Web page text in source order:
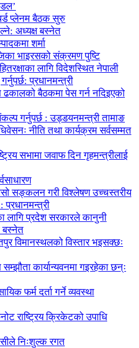
प्लेनम बैठक सुरु
अध्यक्ष बस्नेत
शर्मा
भाइरसको संक्रमण पुष्टि
लागि विदेशस्थित नेपाली
प्रधानमन्त्री
ढकालको बैठकमा पेस गर्न नदिइएको
गर्नुपर्छ : उड्डयनमन्त्री तामाङ
नीति तथा कार्यक्रम सर्वसम्मत
सभामा जवाफ दिन गृहमन्त्रीलाई
सङ्कलन गरी विश्लेषण उच्चस्तरीय
लागि प्रदेश सरकारले कानुनी
बस्नेत
विमानस्थलको विस्तार भइसक्छः
कार्यान्यवनमा गइरहेका छन्ः
फर्म दर्ता गर्ने व्यवस्था
राष्ट्रिय क्रिकेटको उपाधि
निःशुल्क रगत